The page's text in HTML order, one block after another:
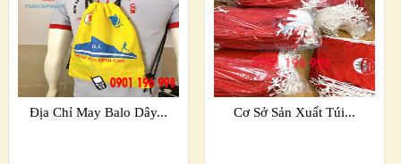
Địa Chỉ May Balo Dây... Cơ Sở Sản Xuất Túi...